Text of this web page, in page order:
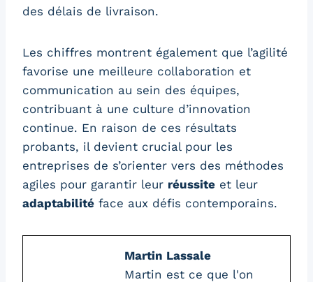
des délais de livraison.
Les chiffres montrent également que l’agilité
favorise une meilleure collaboration et
communication au sein des équipes,
contribuant à une culture d’innovation
continue. En raison de ces résultats
probants, il devient crucial pour les
entreprises de s’orienter vers des méthodes
agiles pour garantir leur réussite et leur
adaptabilité face aux défis contemporains.
Martin Lassale
Martin est ce que l'on